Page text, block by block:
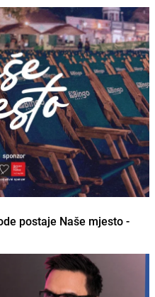
postaje Naše mjesto -